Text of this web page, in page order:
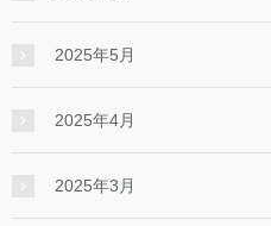
2025年5月
2025年4月
2025年3月